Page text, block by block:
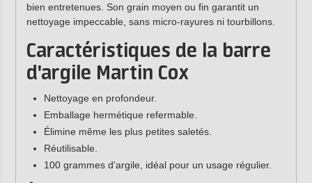
bien entretenues. Son grain moyen ou fin garantit un
nettoyage impeccable, sans micro-rayures ni tourbillons.
Caractéristiques de la barre
d'argile Martin Cox
Nettoyage en profondeur.
Emballage hermétique refermable.
Élimine même les plus petites saletés.
Réutilisable.
100 grammes d'argile, idéal pour un usage régulier.